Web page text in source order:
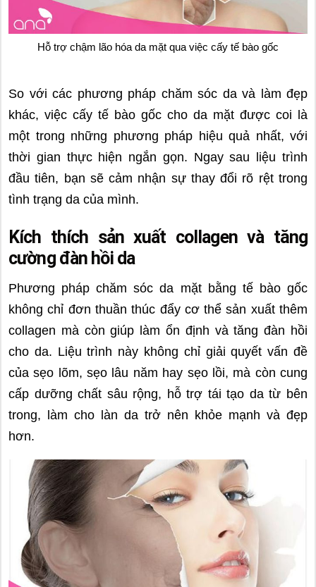
Hỗ trợ chậm lão hóa da mặt qua việc cấy tế bào gốc
So với các phương pháp chăm sóc da và làm đẹp
khác, việc cấy tế bào gốc cho da mặt được coi là
một trong những phương pháp hiệu quả nhất, với
thời gian thực hiện ngắn gọn. Ngay sau liệu trình
đầu tiên, bạn sẽ cảm nhận sự thay đổi rõ rệt trong
tình trạng da của mình.
Kích thích sản xuất collagen và tăng
cường đàn hồi da
Phương pháp chăm sóc da mặt bằng tế bào gốc
không chỉ đơn thuần thúc đẩy cơ thể sản xuất thêm
collagen mà còn giúp làm ổn định và tăng đàn hồi
cho da. Liệu trình này không chỉ giải quyết vấn đề
của sẹo lõm, sẹo lâu năm hay sẹo lồi, mà còn cung
cấp dưỡng chất sâu rộng, hỗ trợ tái tạo da từ bên
trong, làm cho làn da trở nên khỏe mạnh và đẹp
hơn.